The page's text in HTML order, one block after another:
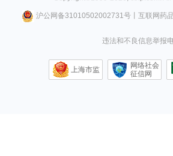
沪公网备31010502002731号丨 互联网药
违法和不良信息举报
上海市监
网络社会
征信网